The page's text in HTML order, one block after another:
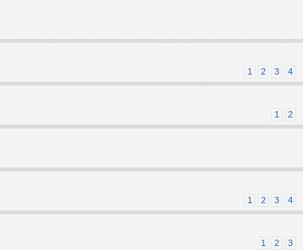
1 2 3 4
1 2
1 2 3 4
1 2 3